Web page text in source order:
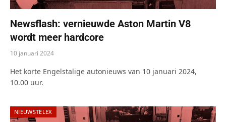
Newsflash: vernieuwde Aston Martin V8
wordt meer hardcore
10 januari 2024
Het korte Engelstalige autonieuws van 10 januari 2024,
10.00 uur.
NIEUWSTELEX